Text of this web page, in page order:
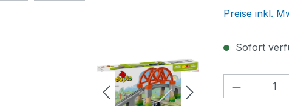
Preise inkl.
Sofort